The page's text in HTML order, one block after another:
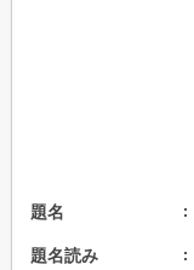
題名
題名読み